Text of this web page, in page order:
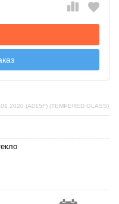
2020 (A015F) (TEMPERED GLASS)